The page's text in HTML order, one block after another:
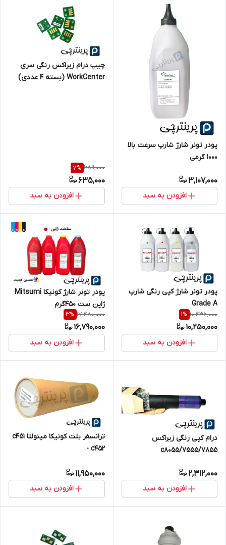
پودر تونر شارژ شارپ سرعت بالا
1000 گرمی
3,107,000
افزودن به سبد
چیپ درام زیراکس رنگی سری
WorkCenter (بسته ۴ عددی)
689,000
7%
635,000
افزودن به سبد
پودر تونر شارژ کپی رنگی شارپ
Grade A
10,436,000
1%
10,250,000
افزودن به سبد
پودر تونر شارژ کونیکا Mitsumi
ژاپن ست ۴۵۰گرم
17,480,000
3%
16,790,000
افزودن به سبد
درام کپی رنگی زیراکس
7555/7855/c8055
2,312,000
افزودن به سبد
ترانسفر بلت کونیکا مینولتا c451
- c452
11,950,000
افزودن به سبد